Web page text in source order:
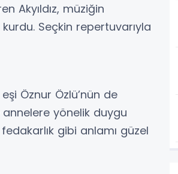
Akyıldız, müziğin
Seçkin repertuvarıyla
Öznur Özlü’nün de
annelere yönelik duygu
gibi anlamı güzel